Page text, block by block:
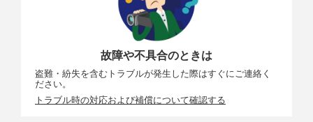
故障や不具合のときは
盗難・紛失を含むトラブルが発生した際はすぐにご連絡く
ださい。
トラブル時の対応および補償について確認する